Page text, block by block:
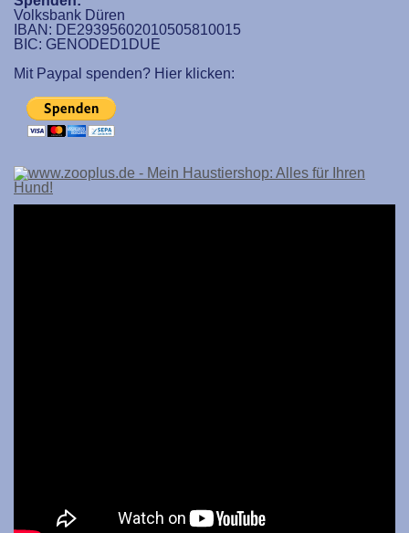
Volksbank Düren
IBAN: DE29395602010505810015
BIC: GENODED1DUE
Mit Paypal spenden? Hier klicken: